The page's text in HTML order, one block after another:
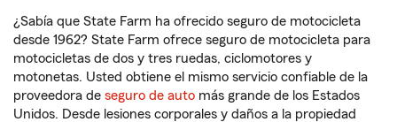
¿Sabía que State Farm ha ofrecido seguro de motocicleta
desde 1962? State Farm ofrece seguro de motocicleta para
motocicletas de dos y tres ruedas, ciclomotores y
motonetas. Usted obtiene el mismo servicio confiable de la
proveedora de seguro de auto más grande de los Estados
Unidos. Desde lesiones corporales y daños a la propiedad